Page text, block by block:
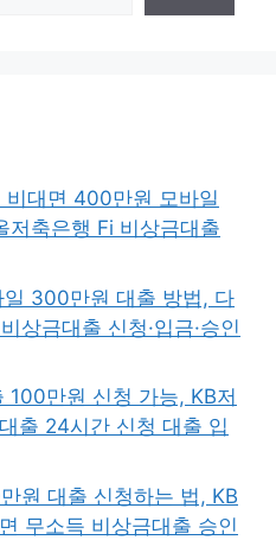
대면 400만원 모바일
저축은행 Fi 비상금대출
일 300만원 대출 방법, 다
상금대출 신청·입금·승인
100만원 신청 가능, KB저
출 24시간 신청 대출 입
원 대출 신청하는 법, KB
무소득 비상금대출 승인